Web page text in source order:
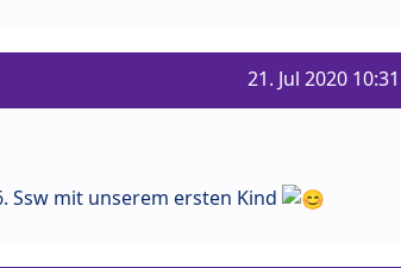
21. Jul 2020 10:31
Ssw mit unserem ersten Kind